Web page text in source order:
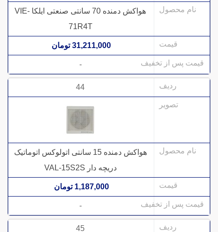
هواکش دمنده 70 سانتی صنعتی ایلکا VIE-
71R4T
31,211,000 تومان
-
44
هواکش دمنده 15 سانتی اتولوکس اتوماتیک
دریچه دار VAL-15S2S
1,187,000 تومان
-
45